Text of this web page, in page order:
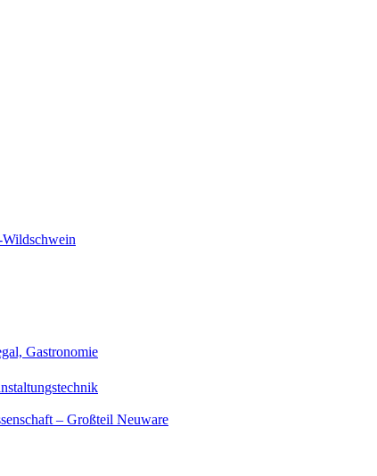
Wildschwein
Gastronomie
– Großteil Neuware